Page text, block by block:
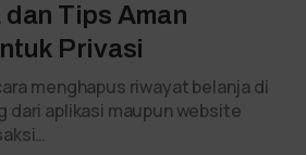
Tips Aman
Privasi
menghapus riwayat belanja di
dari aplikasi maupun website